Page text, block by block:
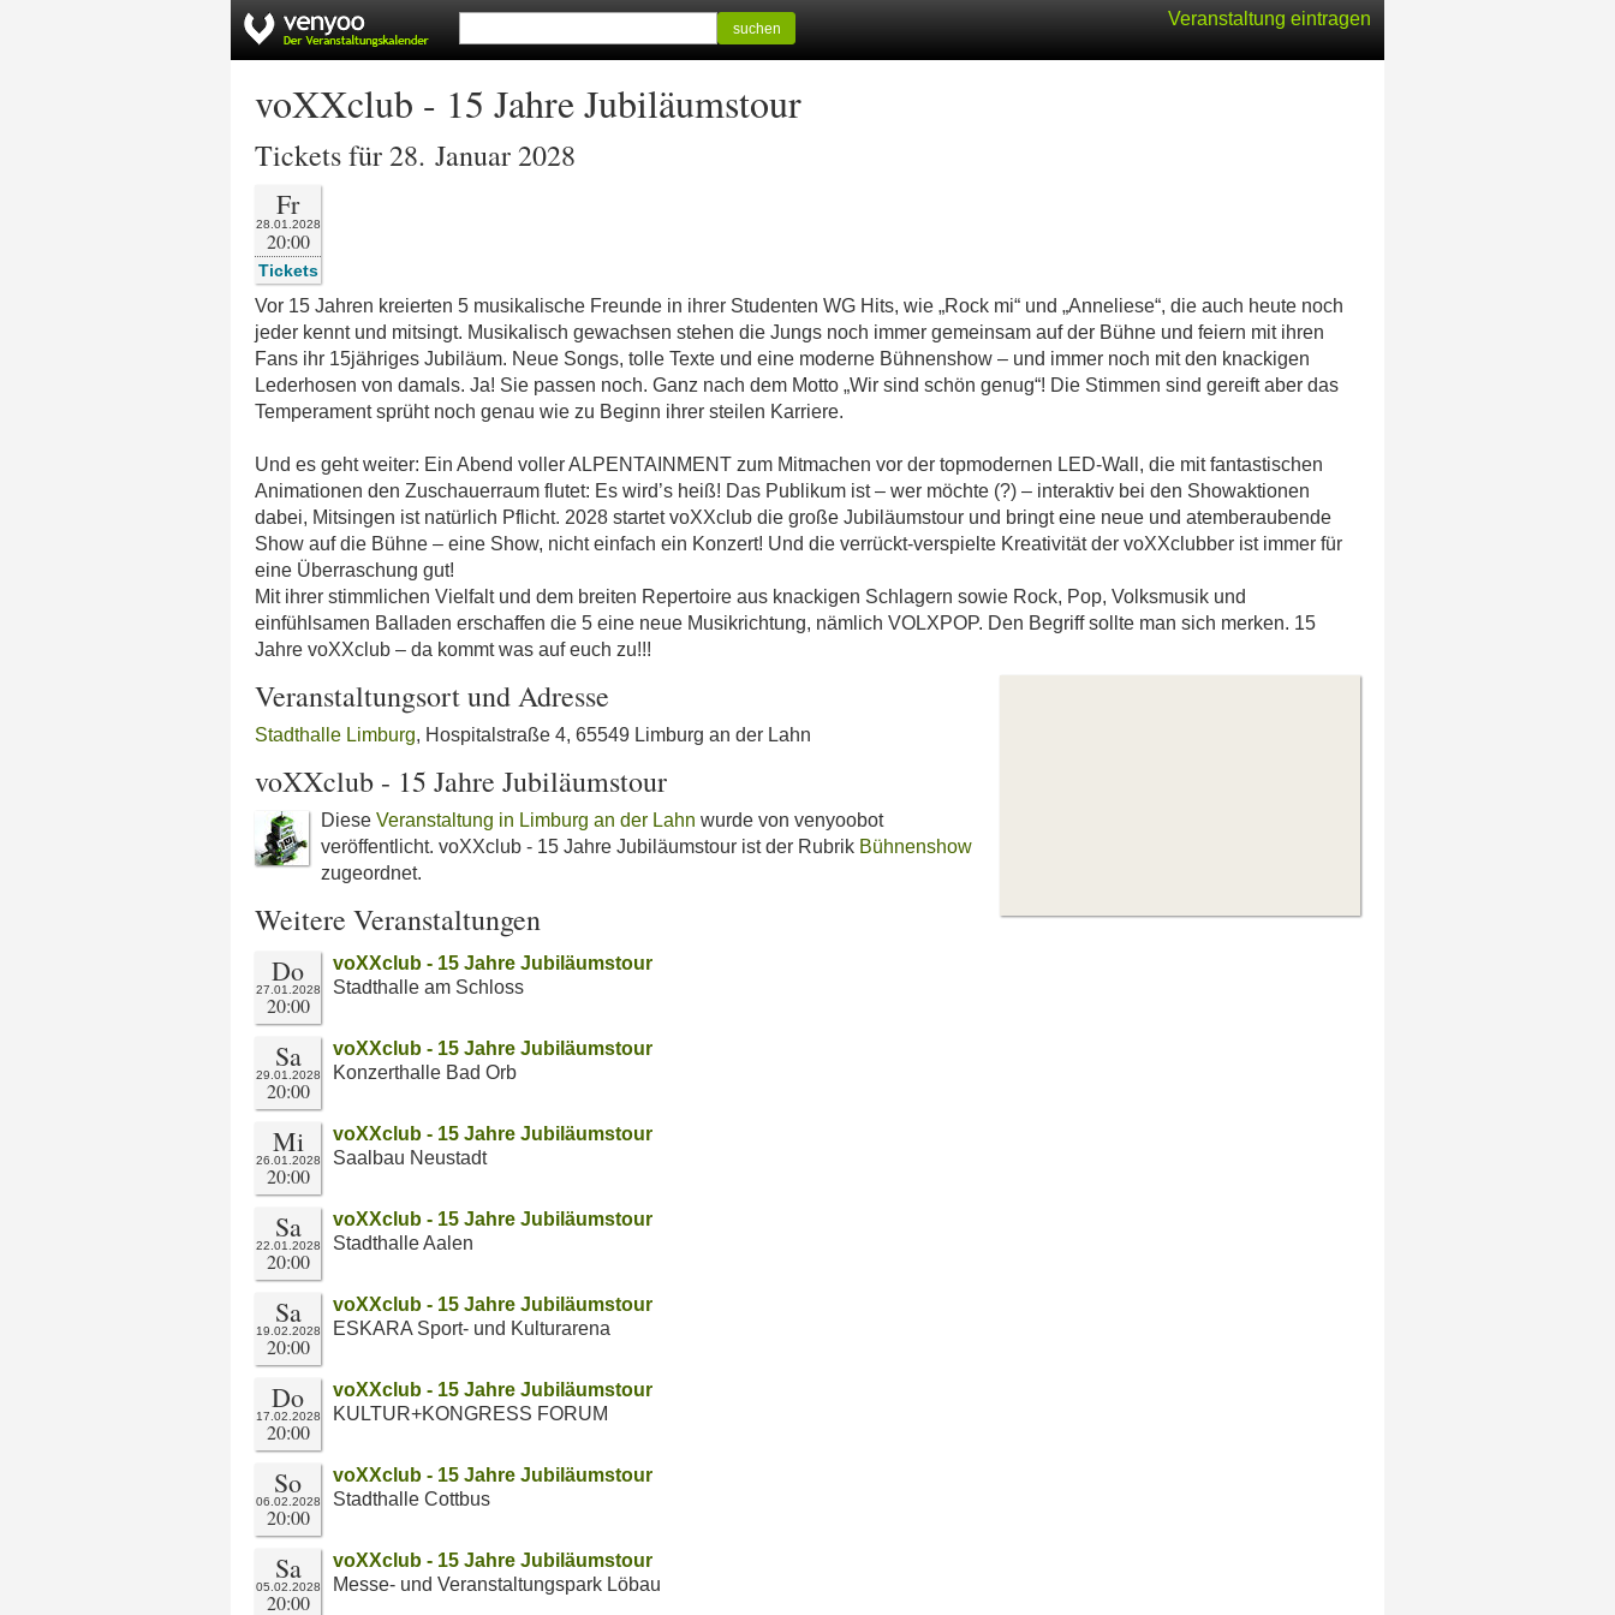
Veranstaltung eintragen
suchen
voXXclub - 15 Jahre Jubiläumstour
Tickets für 28. Januar 2028
Fr
28.01.2028
20:00
Tickets
Vor 15 Jahren kreierten 5 musikalische Freunde in ihrer Studenten WG Hits, wie „Rock mi“ und „Anneliese“, die auch heute noch
jeder kennt und mitsingt. Musikalisch gewachsen stehen die Jungs noch immer gemeinsam auf der Bühne und feiern mit ihren
Fans ihr 15jähriges Jubiläum. Neue Songs, tolle Texte und eine moderne Bühnenshow – und immer noch mit den knackigen
Lederhosen von damals. Ja! Sie passen noch. Ganz nach dem Motto „Wir sind schön genug“! Die Stimmen sind gereift aber das
Temperament sprüht noch genau wie zu Beginn ihrer steilen Karriere.
Und es geht weiter: Ein Abend voller ALPENTAINMENT zum Mitmachen vor der topmodernen LED-Wall, die mit fantastischen
Animationen den Zuschauerraum flutet: Es wird’s heiß! Das Publikum ist – wer möchte (?) – interaktiv bei den Showaktionen
dabei, Mitsingen ist natürlich Pflicht. 2028 startet voXXclub die große Jubiläumstour und bringt eine neue und atemberaubende
Show auf die Bühne – eine Show, nicht einfach ein Konzert! Und die verrückt-verspielte Kreativität der voXXclubber ist immer für
eine Überraschung gut!
Mit ihrer stimmlichen Vielfalt und dem breiten Repertoire aus knackigen Schlagern sowie Rock, Pop, Volksmusik und
einfühlsamen Balladen erschaffen die 5 eine neue Musikrichtung, nämlich VOLXPOP. Den Begriff sollte man sich merken. 15
Jahre voXXclub – da kommt was auf euch zu!!!
Veranstaltungsort und Adresse
Stadthalle Limburg, Hospitalstraße 4, 65549 Limburg an der Lahn
voXXclub - 15 Jahre Jubiläumstour
Diese Veranstaltung in Limburg an der Lahn wurde von venyoobot
veröffentlicht. voXXclub - 15 Jahre Jubiläumstour ist der Rubrik Bühnenshow
zugeordnet.
Weitere Veranstaltungen
Do
27.01.2028
20:00
voXXclub - 15 Jahre Jubiläumstour
Stadthalle am Schloss
Sa
29.01.2028
20:00
voXXclub - 15 Jahre Jubiläumstour
Konzerthalle Bad Orb
Mi
26.01.2028
20:00
voXXclub - 15 Jahre Jubiläumstour
Saalbau Neustadt
Sa
22.01.2028
20:00
voXXclub - 15 Jahre Jubiläumstour
Stadthalle Aalen
Sa
19.02.2028
20:00
voXXclub - 15 Jahre Jubiläumstour
ESKARA Sport- und Kulturarena
Do
17.02.2028
20:00
voXXclub - 15 Jahre Jubiläumstour
KULTUR+KONGRESS FORUM
So
06.02.2028
20:00
voXXclub - 15 Jahre Jubiläumstour
Stadthalle Cottbus
Sa
05.02.2028
20:00
voXXclub - 15 Jahre Jubiläumstour
Messe- und Veranstaltungspark Löbau